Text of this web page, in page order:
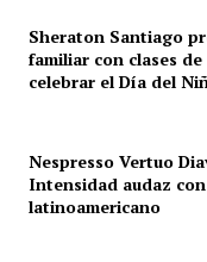
Sheraton Santiago
familiar con clases
celebrar el Día del
Nespresso Vertuo
Intensidad audaz
latinoamericano